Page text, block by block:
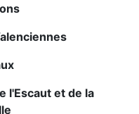
l'Escaut et de la